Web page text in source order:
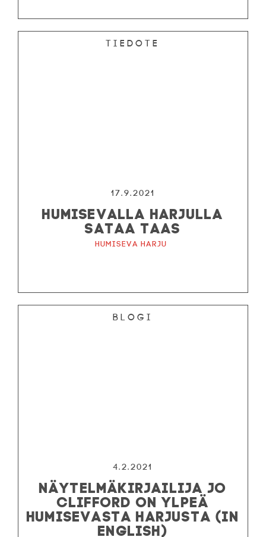
Tiedote
17.9.2021
HUMISEVALLA HARJULLA
SATAA TAAS
Humiseva harju
Blogi
4.2.2021
NÄYTELMÄKIRJAILIJA JO
CLIFFORD ON YLPEÄ
HUMISEVASTA HARJUSTA (IN
ENGLISH)